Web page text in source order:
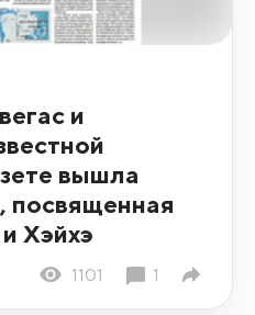
и
вышла
посвященная
Хэйхэ
1101 1